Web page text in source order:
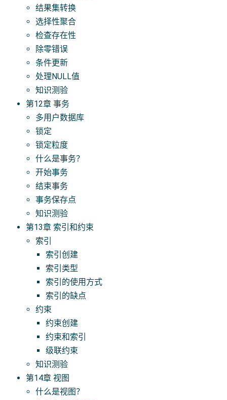
结果集转换
选择性聚合
检查存在性
除零错误
条件更新
处理NULL值
知识测验
第12章 事务
多用户数据库
锁定
锁定粒度
什么是事务？
开始事务
结束事务
事务保存点
知识测验
第13章 索引和约束
索引
索引创建
索引类型
索引的使用方式
索引的缺点
约束
约束创建
约束和索引
级联约束
知识测验
第14章 视图
什么是视图？